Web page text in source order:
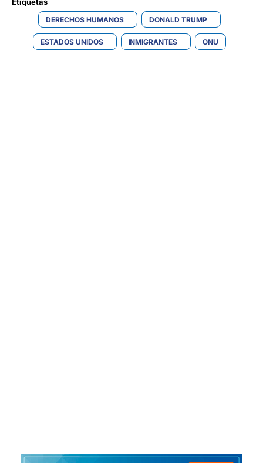
DERECHOS HUMANOS DONALD TRUMP
ESTADOS UNIDOS INMIGRANTES ONU